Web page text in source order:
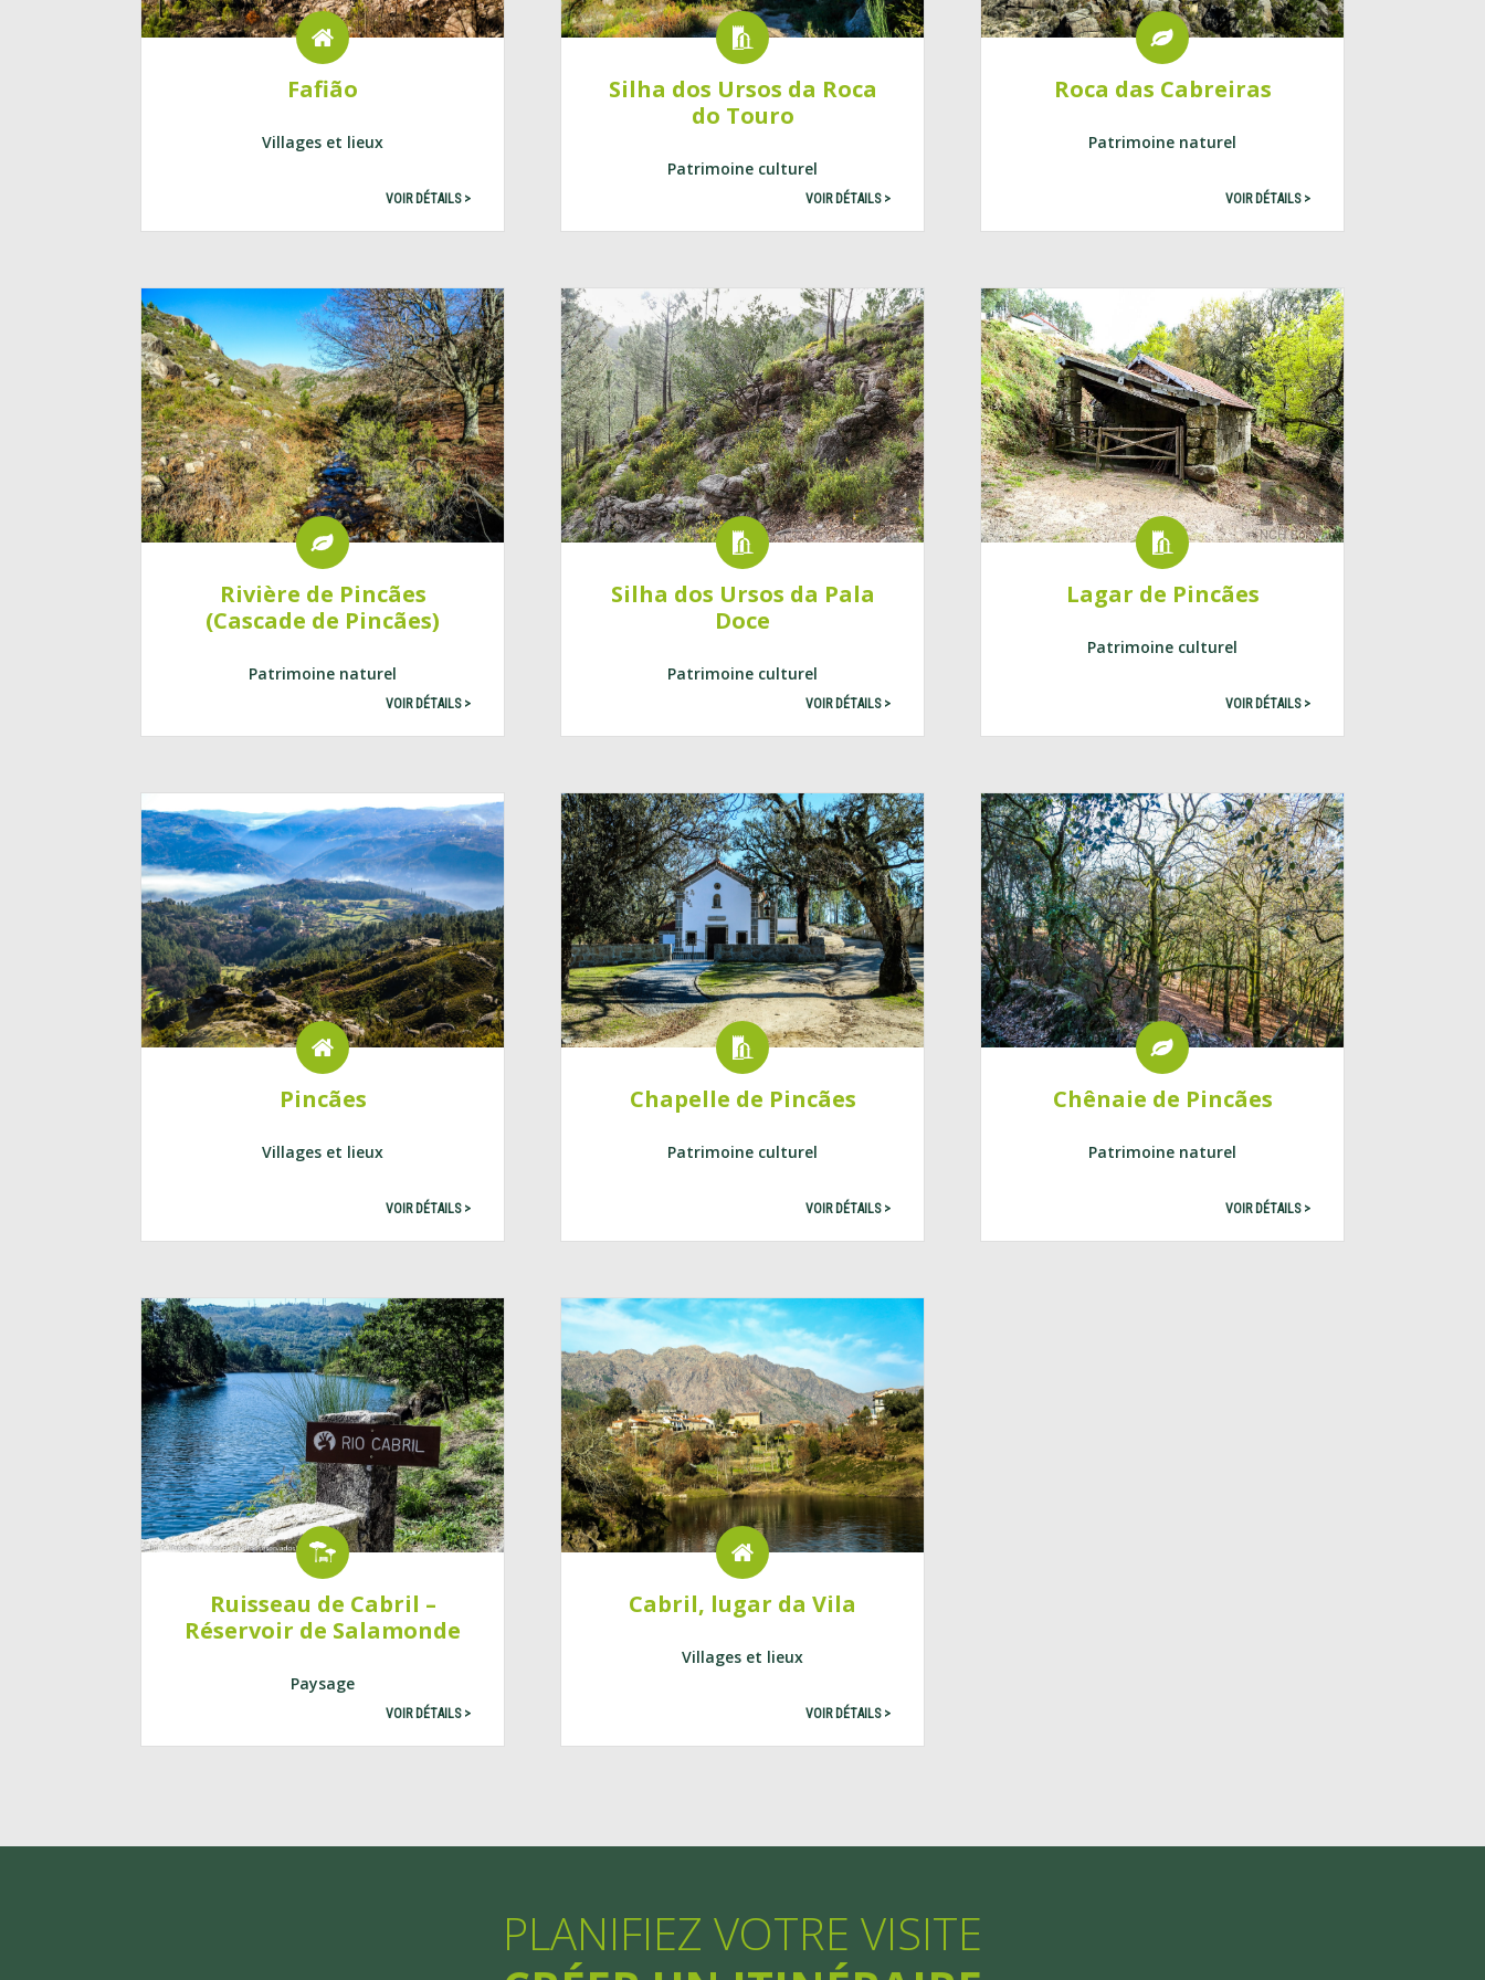
Fafião
Villages et lieux
VOIR DÉTAILS >
Silha dos Ursos da Roca
do Touro
Patrimoine culturel
VOIR DÉTAILS >
Roca das Cabreiras
Patrimoine naturel
VOIR DÉTAILS >
Rivière de Pincães
(Cascade de Pincães)
Patrimoine naturel
VOIR DÉTAILS >
Silha dos Ursos da Pala
Doce
Patrimoine culturel
VOIR DÉTAILS >
Lagar de Pincães
Patrimoine culturel
VOIR DÉTAILS >
Pincães
Villages et lieux
VOIR DÉTAILS >
Chapelle de Pincães
Patrimoine culturel
VOIR DÉTAILS >
Chênaie de Pincães
Patrimoine naturel
VOIR DÉTAILS >
Ruisseau de Cabril –
Réservoir de Salamonde
Paysage
VOIR DÉTAILS >
Cabril, lugar da Vila
Villages et lieux
VOIR DÉTAILS >
PLANIFIEZ VOTRE VISITE